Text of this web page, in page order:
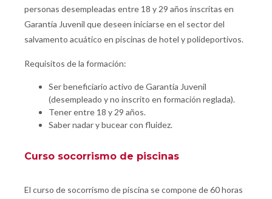
personas desempleadas entre 18 y 29 años inscritas en
Garantía Juvenil que deseen iniciarse en el sector del
salvamento acuático en piscinas de hotel y polideportivos.
Requisitos de la formación:
Ser beneficiario activo de Garantía Juvenil
(desempleado y no inscrito en formación reglada).
Tener entre 18 y 29 años.
Saber nadar y bucear con fluidez.
Curso socorrismo de piscinas
El curso de socorrismo de piscina se compone de 60 horas